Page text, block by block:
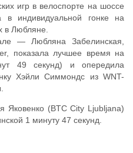
игр в велоспорте на шоссе
в индивидуальной гонке на
в Любляне.
— Любляна Забелинская,
показала лучшее время на
49 секунд) и опередила
Хэйли Симмондс из WNT-
Яковенко (BTC City Ljubljana)
1 минуту 47 секунд.